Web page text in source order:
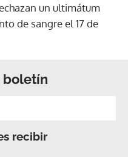
un ultimátum
de sangre el 17 de
boletín
recibir